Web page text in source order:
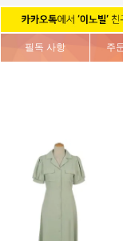
필독 사항 주